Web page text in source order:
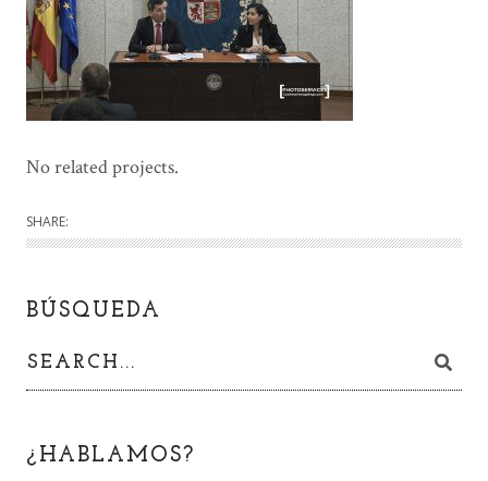
No related projects.
SHARE:
BÚSQUEDA
¿HABLAMOS?